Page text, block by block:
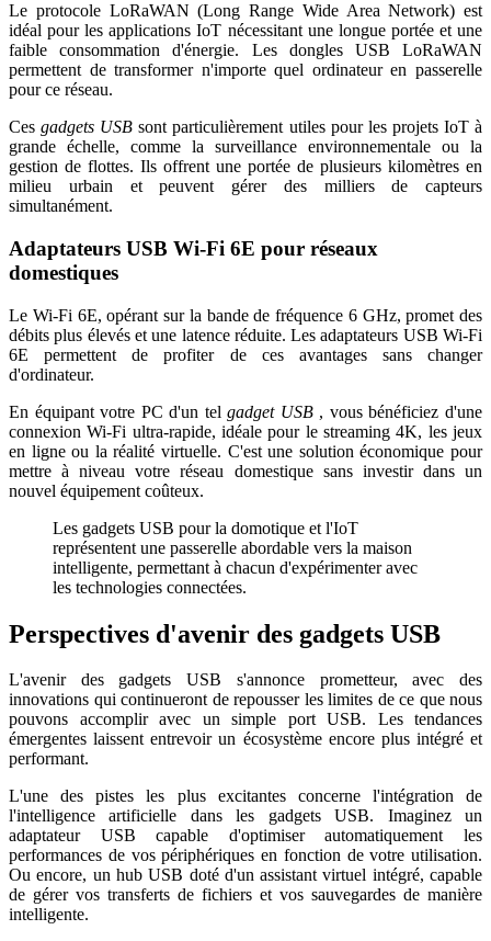
Le protocole LoRaWAN (Long Range Wide Area Network) est
idéal pour les applications IoT nécessitant une longue portée et une
faible consommation d'énergie. Les dongles USB LoRaWAN
permettent de transformer n'importe quel ordinateur en passerelle
pour ce réseau.
Cesgadgets USBsont particulièrement utiles pour les projets IoT à
grande échelle, comme la surveillance environnementale ou la
gestion de flottes. Ils offrent une portée de plusieurs kilomètres en
milieu urbain et peuvent gérer des milliers de capteurs
simultanément.
Adaptateurs USB Wi-Fi 6E pour réseaux
domestiques
Le Wi-Fi 6E, opérant sur la bande de fréquence 6 GHz, promet des
débits plus élevés et une latence réduite. Les adaptateurs USB Wi-Fi
6E permettent de profiter de ces avantages sans changer
d'ordinateur.
En équipant votre PC d'un telgadget USB , vous bénéficiez d'une
connexion Wi-Fi ultra-rapide, idéale pour le streaming 4K, les jeux
en ligne ou la réalité virtuelle. C'est une solution économique pour
mettre à niveau votre réseau domestique sans investir dans un
nouvel équipement coûteux.
Les gadgets USB pour la domotique et l'IoT
représentent une passerelle abordable vers la maison
intelligente, permettant à chacun d'expérimenter avec
les technologies connectées.
Perspectives d'avenir des gadgets USB
L'avenir des gadgets USB s'annonce prometteur, avec des
innovations qui continueront de repousser les limites de ce que nous
pouvons accomplir avec un simple port USB. Les tendances
émergentes laissent entrevoir un écosystème encore plus intégré et
performant.
L'une des pistes les plus excitantes concerne l'intégration de
l'intelligence artificielle dans les gadgets USB. Imaginez un
adaptateur USB capable d'optimiser automatiquement les
performances de vos périphériques en fonction de votre utilisation.
Ou encore, un hub USB doté d'un assistant virtuel intégré, capable
de gérer vos transferts de fichiers et vos sauvegardes de manière
intelligente.